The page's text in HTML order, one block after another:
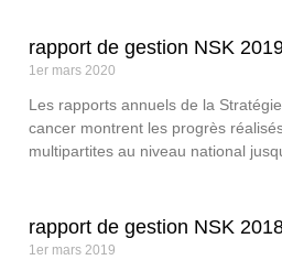
rapport de gestion NSK
1er mars 2020
Les rapports annuels de la
cancer montrent les progrès
multipartites au niveau national
rapport de gestion NSK
1er mars 2019